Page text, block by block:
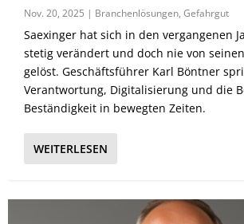
Nov. 20, 2025 | Branchenlösungen,Gefahrgut
Saexinger hat sich in den vergangenen
stetig verändert und doch nie von
gelöst. Geschäftsführer Karl Böntner
Verantwortung, Digitalisierung und die
Beständigkeit in bewegten Zeiten.
WEITERLESEN